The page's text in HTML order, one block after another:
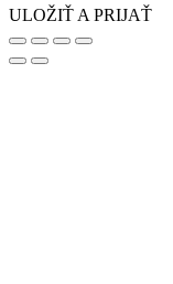
ULOŽIŤ A PRIJAŤ